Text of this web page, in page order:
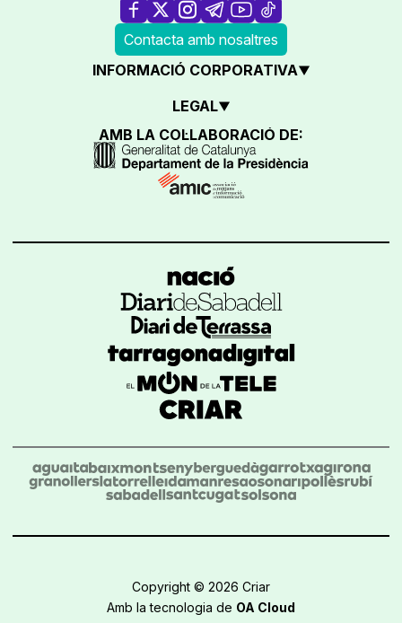
Contacta amb nosaltres
INFORMACIÓ CORPORATIVA
LEGAL
AMB LA COL·LABORACIÓ DE:
Copyright © 2026 Criar
Amb la tecnologia de OA Cloud